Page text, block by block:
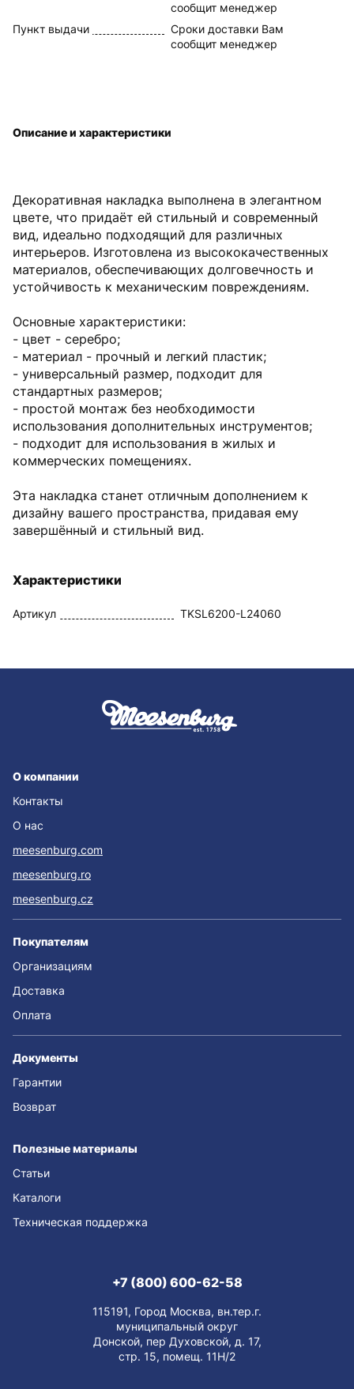
сообщит менеджер
Пункт выдачи
Сроки доставки Вам
сообщит менеджер
Декоративная накладка выполнена в элегантном
цвете, что придаёт ей стильный и современный
вид, идеально подходящий для различных
интерьеров. Изготовлена из высококачественных
материалов, обеспечивающих долговечность и
устойчивость к механическим повреждениям.
Основные характеристики:
- цвет - серебро;
- материал - прочный и легкий пластик;
- универсальный размер, подходит для
стандартных размеров;
- простой монтаж без необходимости
использования дополнительных инструментов;
- подходит для использования в жилых и
коммерческих помещениях.
Эта накладка станет отличным дополнением к
дизайну вашего пространства, придавая ему
завершённый и стильный вид.
Характеристики
Артикул TKSL6200-L24060
Описание и характеристики
О компании
Контакты
О нас
meesenburg.com
meesenburg.ro
meesenburg.cz
Покупателям
Организациям
Доставка
Оплата
Документы
Гарантии
Возврат
Полезные материалы
Статьи
Каталоги
Техническая поддержка
+7 (800) 600-62-58
115191, Город Москва, вн.тер.г.
муниципальный округ
Донской, пер Духовской, д. 17,
стр. 15, помещ. 11Н/2